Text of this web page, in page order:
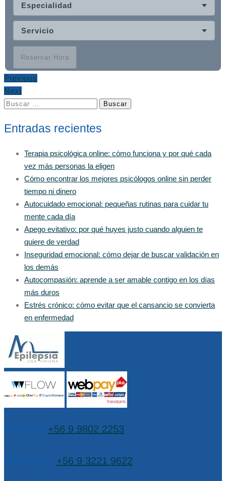
Especialidad
Servicio
Reservar Hora
Previous
Next
Buscar:
Entradas recientes
Terapia psicológica online: cómo funciona y por qué cada
vez más personas la eligen
Cómo encontrar los mejores psicólogos online sin perder
tiempo ni dinero
Autocuidado emocional: pequeñas rutinas para cuidar tu
mente cada día
Apego evitativo: por qué huyes justo cuando alguien te
quiere de verdad
Inseguridad emocional: cómo dejar de buscar validación en
los demás
Autocompasión: aprende a ser amable contigo en los días
más duros
Estrés crónico: cómo evitar que el cansancio se convierta
en enfermedad
+56 9 9802 2253
+56 9 3221 9622